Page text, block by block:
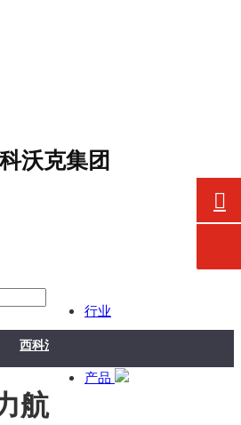
沃克集团
行业
产品
西科沃克向戈德瑞吉企业集团航空航天业
航